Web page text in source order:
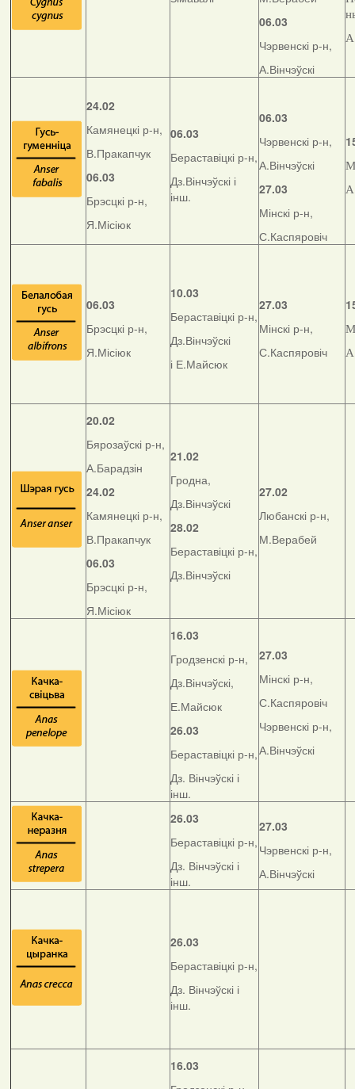
06.03
Чэрвенскі р-н,
А.Вінчэўскі
24.02
Камянецкі р-н,
В.Пракапчук
06.03
Брэсцкі р-н,
Я.Місіюк
06.03
Бераставіцкі р-н,
Дз.Вінчэўскі і
інш.
06.03
Чэрвенскі р-н,
А.Вінчэўскі
27.03
Мінскі р-н,
С.Каспяровіч
06.03
Брэсцкі р-н,
Я.Місіюк
10.03
Бераставіцкі р-н,
Дз.Вінчэўскі
і Е.Майсюк
27.03
Мінскі р-н,
С.Каспяровіч
20.02
Бярозаўскі р-н,
А.Барадзін
24.02
Камянецкі р-н,
В.Пракапчук
06.03
Брэсцкі р-н,
Я.Місіюк
21.02
Гродна,
Дз.Вінчэўскі
28.02
Бераставіцкі р-н,
Дз.Вінчэўскі
27.02
Любанскі р-н,
М.Верабей
16.03
Гродзенскі р-н,
Дз.Вінчэўскі,
Е.Майсюк
26.03
Бераставіцкі р-н,
Дз. Вінчэўскі і
інш.
27.03
Мінскі р-н,
С.Каспяровіч
Чэрвенскі р-н,
А.Вінчэўскі
26.03
Бераставіцкі р-н,
Дз. Вінчэўскі і
інш.
27.03
Чэрвенскі р-н,
А.Вінчэўскі
26.03
Бераставіцкі р-н,
Дз. Вінчэўскі і
інш.
16.03